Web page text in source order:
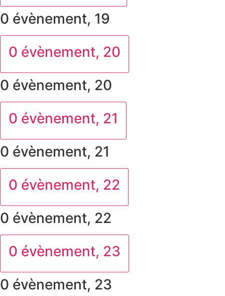
0 évènement, 19
0 évènement, 20
0 évènement, 20
0 évènement, 21
0 évènement, 21
0 évènement, 22
0 évènement, 22
0 évènement, 23
0 évènement, 23